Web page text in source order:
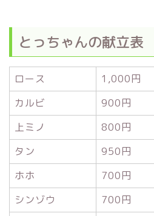
とっちゃんの献立表
ロース
1,000円
カルビ
900円
上ミノ
800円
タン
950円
ホホ
700円
シンゾウ
700円